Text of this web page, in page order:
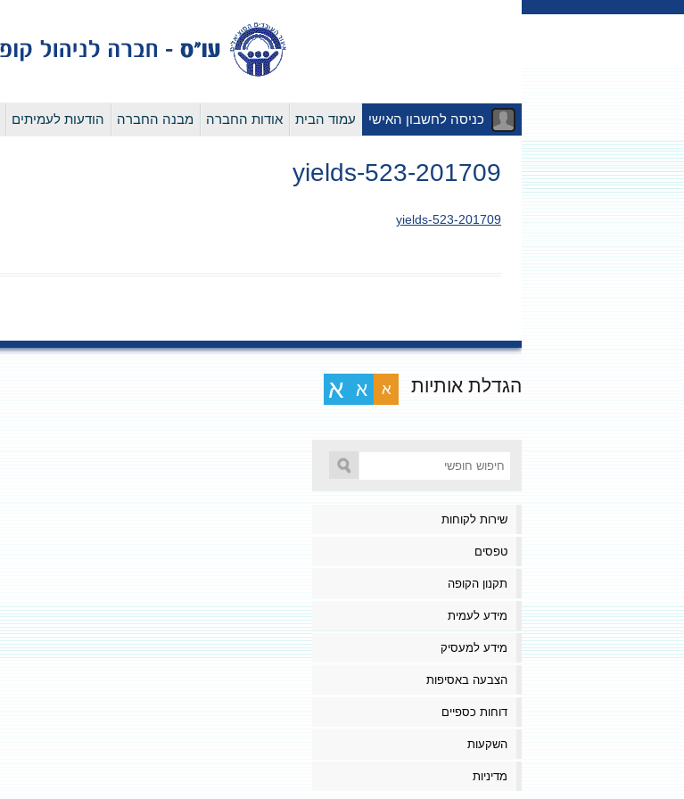
לדלג
כניסה לחשבון האישי עמוד הבית אודות החברה מבנה החברה הודעות לעמיתים
201709-yields-523
201709-yields-523
הגדלת אותיות א א א
שירות לקוחות
טפסים
תקנון הקופה
מידע לעמית
מידע למעסיק
הצבעה באסיפות
דוחות כספיים
השקעות
מדיניות